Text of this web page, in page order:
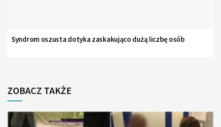
Syndrom oszusta dotyka zaskakująco dużą liczbę osób
ZOBACZ TAKŻE